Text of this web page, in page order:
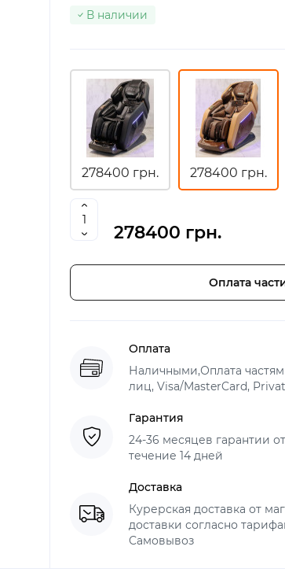
В наличии
278400 грн. 278400 грн.
278400 грн.
Оплата
Оплата
Наличными,Оплата
лиц, Visa/MasterCard,
Гарантия
24-36 месяцев гарантии
течение 14 дней
Доставка
Курерская доставка от
доставки согласно
Самовывоз